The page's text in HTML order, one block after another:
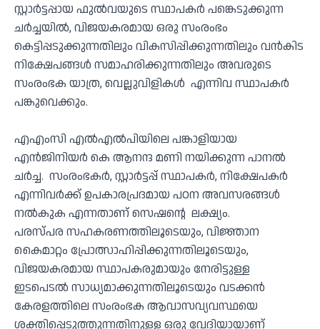
സ്റ്റാർട്ടപ്പായ ഫുൽവയുടെ സ്ഥാപകർ പങ്കെടുക്കുന്ന
ചർച്ചയിൽ, വിജയകരമായ ഒരു സംരംഭം
കെട്ടിപ്പടുക്കുന്നതിലും വികസിപ്പിക്കുന്നതിലും വൻകിട
നിക്ഷേപങ്ങൾ സമാഹരിക്കുന്നതിലും അവരുടെ
സംരംഭക യാത്ര, വെല്ലുവിളികൾ എന്നിവ സ്ഥാപകർ
പങ്കുവെക്കും.
എഎംസി എൽഎൽപിയിലെ പങ്കാളിയായ
എൻജിനിയർ കെ ആനന്ദ മണി നയിക്കുന്ന പാനൽ
ചർച്ച. സംരംഭകർ, സ്റ്റാർട്ടപ്പ് സ്ഥാപകർ, നിക്ഷേപകർ
എന്നിവർക്ക് ഉപകാരപ്രദമായ പഠന അവസരങ്ങൾ
നൽകുക എന്നതാണ് സെഷൻ്റെ ലക്ഷ്യം.
പരസ്പര സഹകരണത്തിലൂടെയും, വിജ്ഞാന
കൈമാറ്റം പ്രോത്സാഹിപ്പിക്കുന്നതിലൂടെയും,
വിജയകരമായ സ്ഥാപകരുമായും നേരിട്ടുള്ള
ഇടപെടൽ സാധ്യമാക്കുന്നതിലൂടെയും വടക്കൻ
കേരളത്തിലെ സംരംഭക ആവാസവ്യവസ്ഥയെ
ശക്തിപ്പെടുത്തുന്നതിനുള്ള ഒരു വേദിയായാണ്